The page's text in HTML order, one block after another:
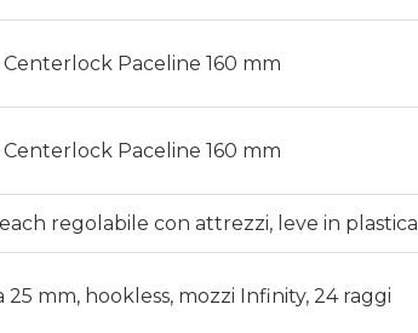
Paceline 160 mm
Paceline 160 mm
regolabile con attrezzi, leve in plastica
mm, hookless, mozzi Infinity, 24 raggi